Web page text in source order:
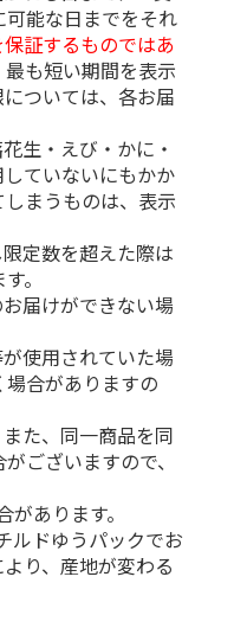
能な日までをそれ
証するものではあ
も短い期間を表示
ついては、各お届
生・えび・かに・
ていないにもかか
まうものは、表示
定数を超えた際は
。
届けができない場
使用されていた場
合がありますの
た、同一商品を同
ございますので、
あります。
ルドゆうパックでお
り、産地が変わる